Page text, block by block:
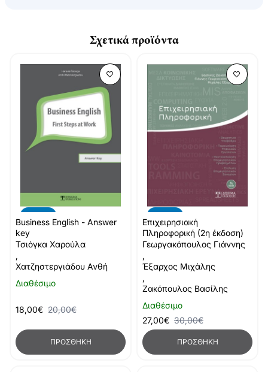
Σχετικά προϊόντα
Διαθέσιμο
Business English - Answer
key
Τσιόγκα Χαρούλα
,
Χατζηστεργιάδου Ανθή
18,00€ 20,00€
ΠΡΟΣΘΉΚΗ
Διαθέσιμο
Επιχειρησιακή
Πληροφορική (2η έκδοση)
Γεωργακόπουλος Γιάννης
,
Έξαρχος Μιχάλης
,
Ζακόπουλος Βασίλης
27,00€ 30,00€
ΠΡΟΣΘΉΚΗ